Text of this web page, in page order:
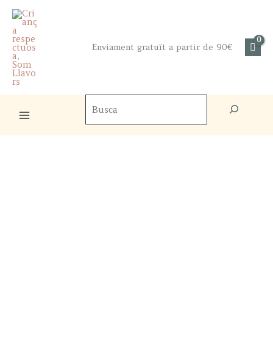
Skip
content
Enviament gratuït a partir de 90€